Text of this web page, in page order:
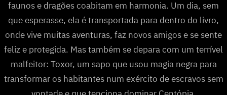
faunos e dragões coabitam em harmonia. Um dia, sem
que esperasse, ela é transportada para dentro do livro,
onde vive muitas aventuras, faz novos amigos e se sente
feliz e protegida. Mas também se depara com um terrível
malfeitor: Toxor, um sapo que usou magia negra para
transformar os habitantes num exército de escravos sem